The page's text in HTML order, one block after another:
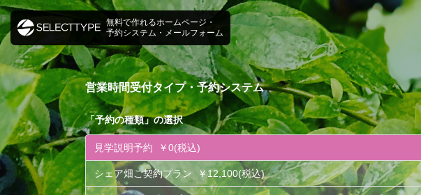
営業時間受付タイプ・予約システム
「予約の種類」の選択
見学説明予約 ￥0(税込)
シェア畑ご契約プラン ￥12,100(税込)
無料で作れるホームページ・
予約システム・メールフォーム